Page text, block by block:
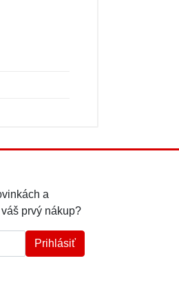
a
prvý nákup?
Prihlásiť